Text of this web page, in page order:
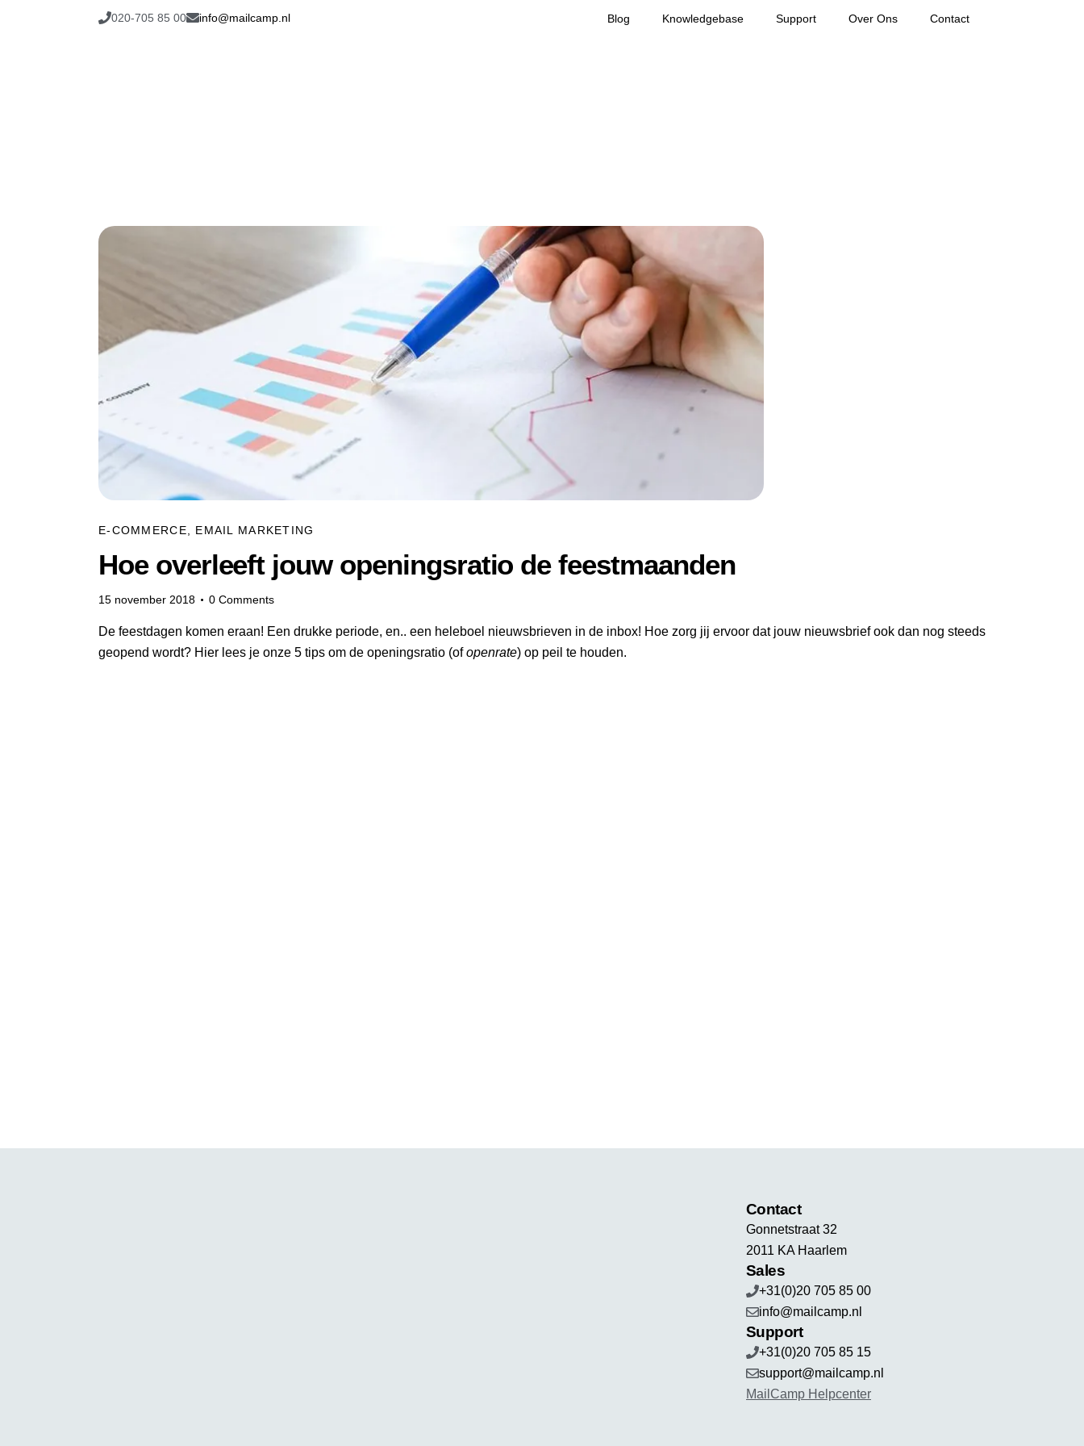
020-705 85 00 info@mailcamp.nl Blog Knowledgebase Support Over Ons Contact
E-COMMERCE EMAIL MARKETING
Hoe overleeft jouw openingsratio de feestmaanden
15 november 2018 0 Comments
De feestdagen komen eraan! Een drukke periode, en.. een heleboel nieuwsbrieven in de inbox! Hoe zorg jij ervoor dat jouw nieuwsbrief ook dan nog steeds
geopend wordt? Hier lees je onze 5 tips om de openingsratio (ofopenrate) op peil te houden.
Contact
Gonnetstraat 32
2011 KA Haarlem
Sales
+31(0)20 705 85 00
info@mailcamp.nl
Support
+31(0)20 705 85 15
support@mailcamp.nl
MailCamp Helpcenter